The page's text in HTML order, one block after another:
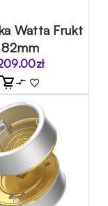
Watta Frukt
82mm
zł